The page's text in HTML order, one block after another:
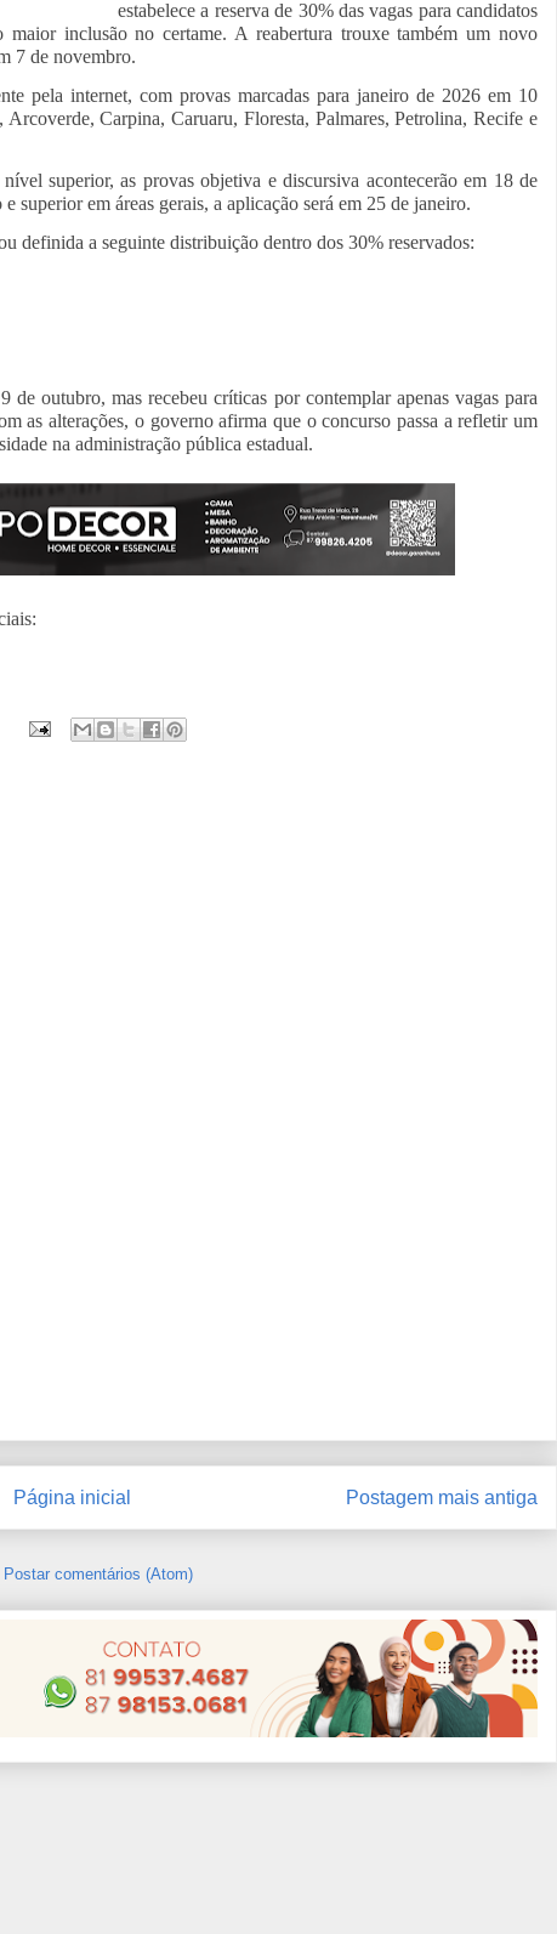
estabelece a reserva de 30% das vagas para candidatos
maior inclusão no certame. A reabertura trouxe também um novo
7 de novembro.
pela internet, com provas marcadas para janeiro de 2026 em 10
Carpina, Caruaru, Floresta, Palmares, Petrolina, Recife e
superior, as provas objetiva e discursiva acontecerão em 18 de
superior em áreas gerais, a aplicação será em 25 de janeiro.
definida a seguinte distribuição dentro dos 30% reservados:
outubro, mas recebeu críticas por contemplar apenas vagas para
as alterações, o governo afirma que o concurso passa a refletir um
na administração pública estadual.
Postagem mais antiga
Página inicial
Postar comentários (Atom)